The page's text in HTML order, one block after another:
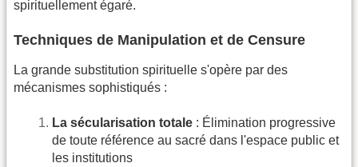
spirituellement égaré.
Techniques de Manipulation et de Censure
La grande substitution spirituelle s'opère par des
mécanismes sophistiqués :
La sécularisation totale : Élimination progressive
de toute référence au sacré dans l'espace public et
les institutions